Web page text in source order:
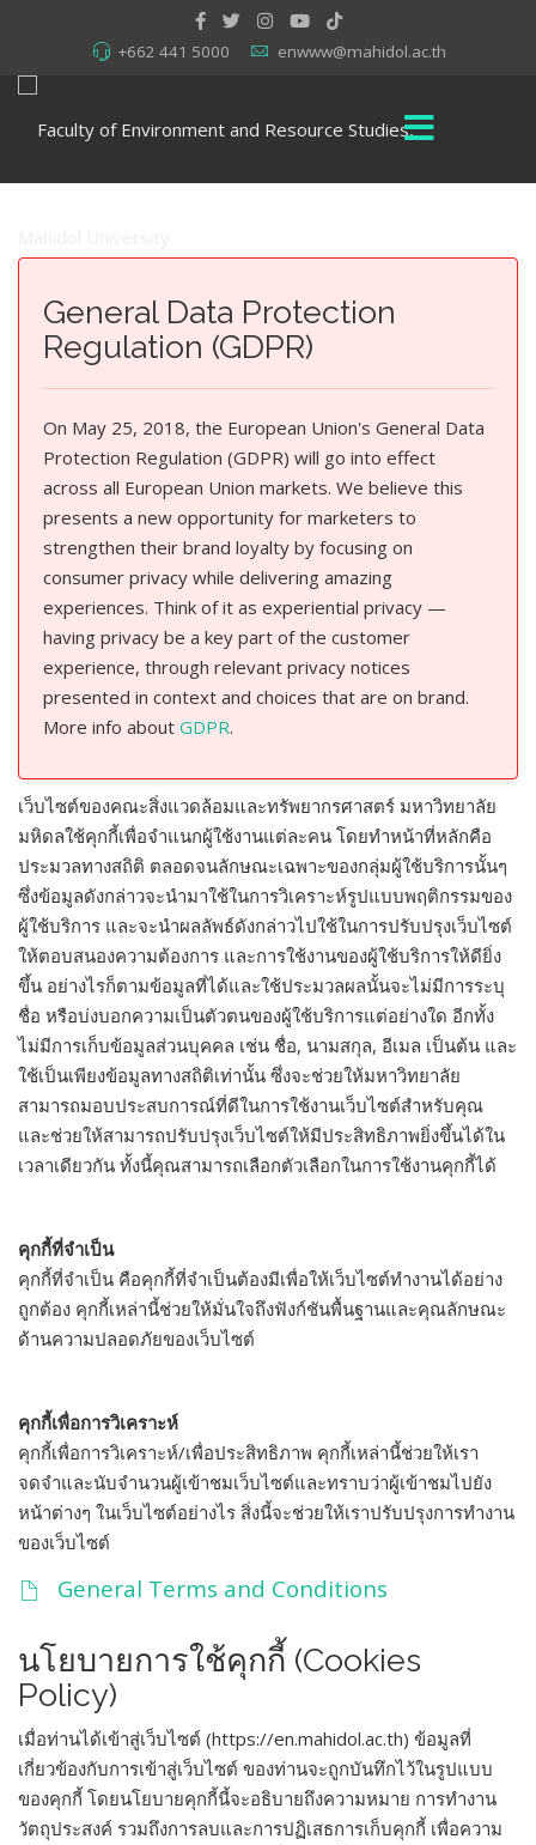
+662 441 5000 enwww@mahidol.ac.th
General Data Protection
Regulation (GDPR)
On May 25, 2018, the European Union's General Data
Protection Regulation (GDPR) will go into effect
across all European Union markets. We believe this
presents a new opportunity for marketers to
strengthen their brand loyalty by focusing on
consumer privacy while delivering amazing
experiences. Think of it as experiential privacy —
having privacy be a key part of the customer
experience, through relevant privacy notices
presented in context and choices that are on brand.
More info about GDPR.
เว็บไซต์ของคณะสิ่งแวดล้อมและทรัพยากรศาสตร์ มหาวิทยาลัย
มหิดลใช้คุกกี้เพื่อจำแนกผู้ใช้งานแต่ละคน โดยทำหน้าที่หลักคือ
ประมวลทางสถิติ ตลอดจนลักษณะเฉพาะของกลุ่มผู้ใช้บริการนั้นๆ
ซึ่งข้อมูลดังกล่าวจะนำมาใช้ในการวิเคราะห์รูปแบบพฤติกรรมของ
ผู้ใช้บริการ และจะนำผลลัพธ์ดังกล่าวไปใช้ในการปรับปรุงเว็บไซต์
ให้ตอบสนองความต้องการ และการใช้งานของผู้ใช้บริการให้ดียิ่ง
ขึ้น อย่างไรก็ตามข้อมูลที่ได้และใช้ประมวลผลนั้นจะไม่มีการระบุ
ชื่อ หรือบ่งบอกความเป็นตัวตนของผู้ใช้บริการแต่อย่างใด อีกทั้ง
ไม่มีการเก็บข้อมูลส่วนบุคคล เช่น ชื่อ, นามสกุล, อีเมล เป็นต้น และ
ใช้เป็นเพียงข้อมูลทางสถิติเท่านั้น ซึ่งจะช่วยให้มหาวิทยาลัย
สามารถมอบประสบการณ์ที่ดีในการใช้งานเว็บไซต์สำหรับคุณ
และช่วยให้สามารถปรับปรุงเว็บไซต์ให้มีประสิทธิภาพยิ่งขึ้นได้ใน
เวลาเดียวกัน ทั้งนี้คุณสามารถเลือกตัวเลือกในการใช้งานคุกกี้ได้
คุกกี้ที่จำเป็น
คุกกี้ที่จำเป็น คือคุกกี้ที่จำเป็นต้องมีเพื่อให้เว็บไซต์ทำงานได้อย่าง
ถูกต้อง คุกกี้เหล่านี้ช่วยให้มั่นใจถึงฟังก์ชันพื้นฐานและคุณลักษณะ
ด้านความปลอดภัยของเว็บไซต์
คุกกี้เพื่อการวิเคราะห์
คุกกี้เพื่อการวิเคราะห์/เพื่อประสิทธิภาพ คุกกี้เหล่านี้ช่วยให้เรา
จดจำและนับจำนวนผู้เข้าชมเว็บไซต์และทราบว่าผู้เข้าชมไปยัง
หน้าต่างๆ ในเว็บไซต์อย่างไร สิ่งนี้จะช่วยให้เราปรับปรุงการทำงาน
ของเว็บไซต์
General Terms and Conditions
นโยบายการใช้คุกกี้ (Cookies
Policy)
เมื่อท่านได้เข้าสู่เว็บไซต์ (https://en.mahidol.ac.th) ข้อมูลที่
เกี่ยวข้องกับการเข้าสู่เว็บไซต์ ของท่านจะถูกบันทึกไว้ในรูปแบบ
ของคุกกี้ โดยนโยบายคุกกี้นี้จะอธิบายถึงความหมาย การทำงาน
วัตถุประสงค์ รวมถึงการลบและการปฏิเสธการเก็บคุกกี้ เพื่อความ